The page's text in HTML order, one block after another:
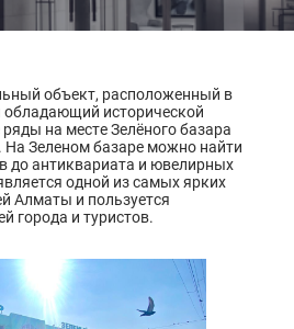
объект, расположенный в
обладающий исторической
на месте Зелёного базара
На Зеленом базаре можно найти
до антиквариата и ювелирных
одной из самых ярких
Алматы и пользуется
города и туристов.